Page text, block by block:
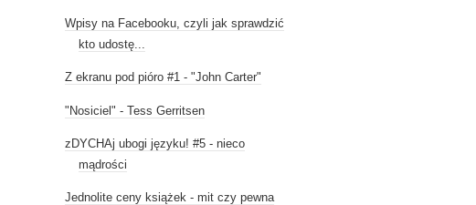
Wpisy na Facebooku, czyli jak sprawdzić
kto udostę...
Z ekranu pod pióro #1 - "John Carter"
"Nosiciel" - Tess Gerritsen
zDYCHAj ubogi języku! #5 - nieco
mądrości
Jednolite ceny książek - mit czy pewna